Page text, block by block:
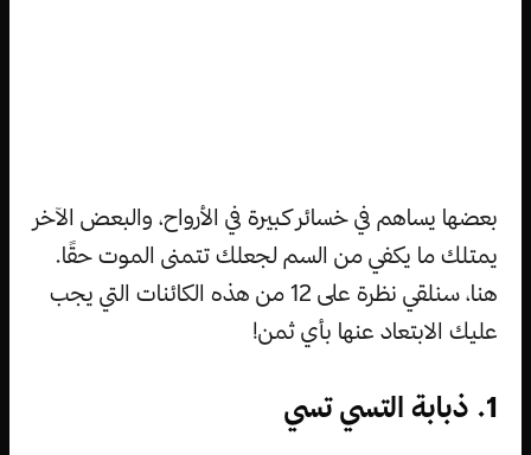
بعضها يساهم في خسائر كبيرة في الأرواح، والبعض الآخر
يمتلك ما يكفي من السم لجعلك تتمنى الموت حقًا.
هنا، سنلقي نظرة على 12 من هذه الكائنات التي يجب
عليك الابتعاد عنها بأي ثمن!
1. ذبابة التسي تسي